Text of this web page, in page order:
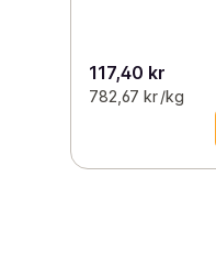
117,40 kr
782,67 kr /kg